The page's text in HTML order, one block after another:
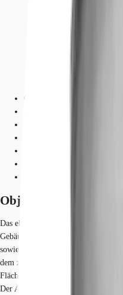
Objekt
Objekt
Das ehemalige Technische Rathaus
Gebäudeteilen - dem Neubau und
sowie einem denkmalgeschützten
dem zukünftigen Mieter
Flächen im Neubau zeigen eine
Der Altbau überzeugt durch hohe